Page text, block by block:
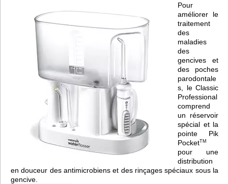
Pour
améliorer le
traitement
des
maladies
des
gencives et
des poches
parodontale
s, le Classic
Professional
comprend
un réservoir
spécial et la
pointe Pik
PocketTM
pour une
distribution
en douceur des antimicrobiens et des rinçages spéciaux sous la
gencive.